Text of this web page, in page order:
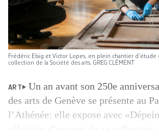
Frédéric Elsig et Victor Lopes, en plein chantier d’étude
collection de la Société des arts. GREG CLÉMENT
ART
Un an avant son 250e
des arts de Genève se présente au
l’Athénée: elle ­expose avec